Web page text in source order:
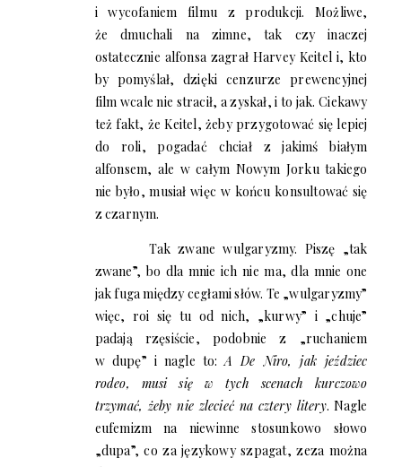
i wycofaniem filmu z produkcji. Możliwe,
że dmuchali na zimne, tak czy inaczej
ostatecznie alfonsa zagrał Harvey Keitel i, kto
by pomyślał, dzięki cenzurze prewencyjnej
film wcale nie stracił, a zyskał, i to jak. Ciekawy
też fakt, że Keitel, żeby przygotować się lepiej
do roli, pogadać chciał z jakimś białym
alfonsem, ale w całym Nowym Jorku takiego
nie było, musiał więc w końcu konsultować się
z czarnym.
Tak zwane wulgaryzmy. Piszę „tak
zwane”, bo dla mnie ich nie ma, dla mnie one
jak fuga między cegłami słów. Te „wulgaryzmy”
więc, roi się tu od nich, „kurwy” i „chuje”
padają rzęsiście, podobnie z „ruchaniem
w dupę” i nagle to:A De Niro, jak jeździec
rodeo, musi się w tych scenach kurczowo
trzymać, żeby nie zlecieć na cztery litery. Nagle
eufemizm na niewinne stosunkowo słowo
„dupa”, co za językowy szpagat, zeza można